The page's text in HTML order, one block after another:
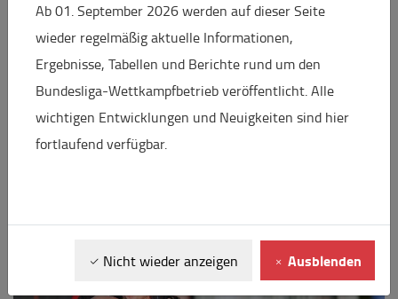
Wiesbaden um den Titel schießen, dann sind Welt-
und Europameister, Medaillengewinner bei
Olympischen Spielen und Olympiateilnehmer dabei.
Tickets für das Spektakel, das live bei
Sportdeutschland.TV gestreamt wird, gibt es unter
www.universe.com
Ab 01. September 2026 werden auf dieser Seite
wieder regelmäßig aktuelle Informationen,
Ergebnisse, Tabellen und Berichte rund um den
Bundesliga-Wettkampfbetrieb veröffentlicht. Alle
wichtigen Entwicklungen und Neuigkeiten sind hier
fortlaufend verfügbar.
Nicht wieder anzeigen Ausblenden